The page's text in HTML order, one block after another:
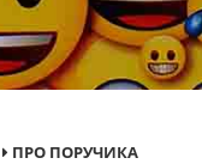
ПРО ПОРУЧИКА